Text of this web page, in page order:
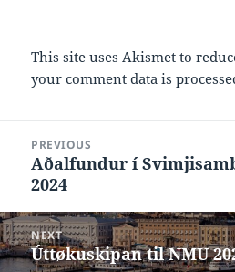
This site uses Akismet to
your comment data is
navigation
PREVIOUS
Previous
post:
Aðalfundur í
2024
NEXT
Next
Úttøkuskipan til NMU